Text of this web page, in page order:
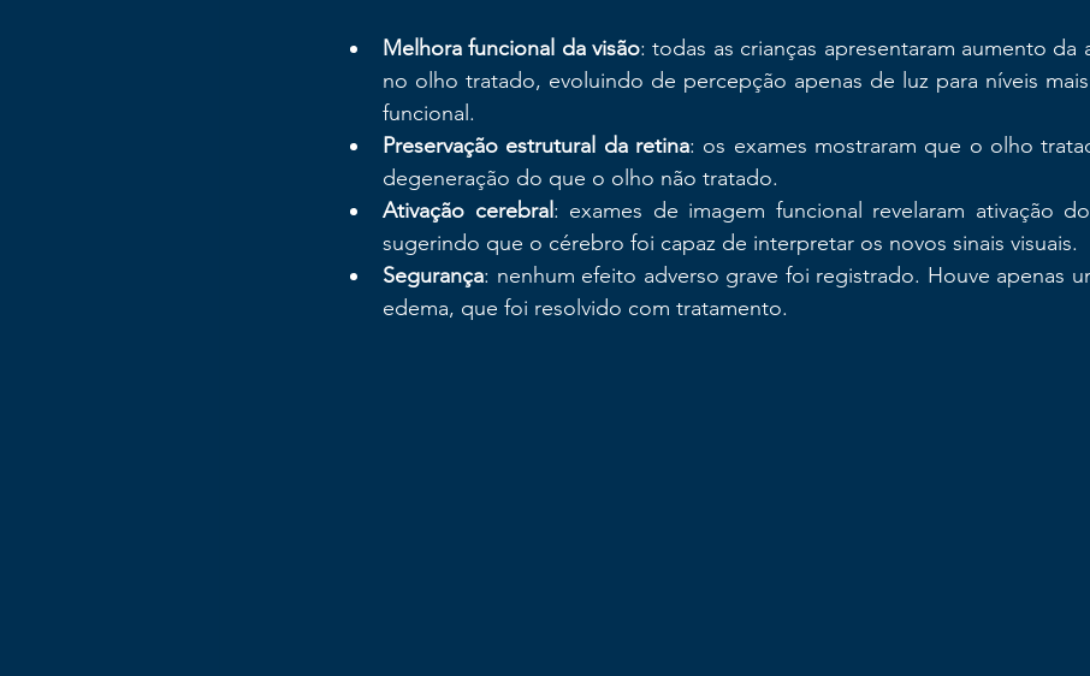
Melhora funcional da visão: todas as crianças apresentaram aumento da
no olho tratado, evoluindo de percepção apenas de luz para níveis
funcional.
Preservação estrutural da retina: os exames mostraram que o olho
degeneração do que o olho não tratado.
Ativação cerebral : exames de imagem funcional revelaram ativação
sugerindo que o cérebro foi capaz de interpretar os novos sinais visuais.
Segurança: nenhum efeito adverso grave foi registrado. Houve apenas
edema, que foi resolvido com tratamento.